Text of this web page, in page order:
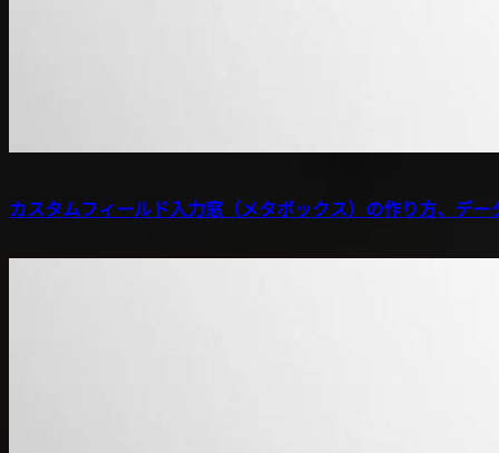
カスタムフィールド入力窓（メタボックス）の作り方、デ